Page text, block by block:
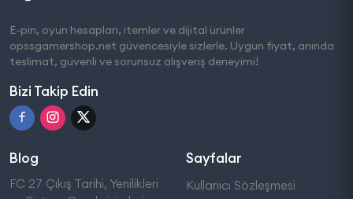
E-pin, oyun hesapları, itemler ve dijital ürünler
opssgamershop.net güvencesiyle sizlerle. Uygun fiyat, anında
teslimat, güvenli ve sorunsuz alışveriş deneyimi!
Bizi Takip Edin
Blog
FC 27 Çıkış Tarihi, Yenilikleri
Sayfalar
Kullanıcı Sözleşmesi